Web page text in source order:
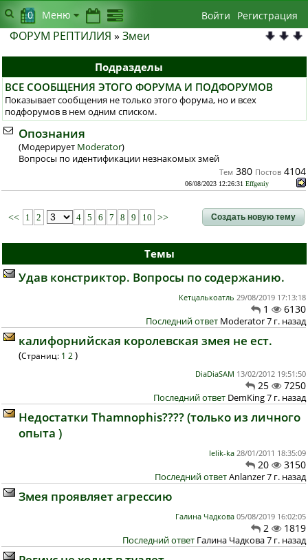
ФОРУМ РЕПТИЛИЯ » Змеи
Подразделы
ВСЕ СООБЩЕНИЯ ЭТОГО ФОРУМА И ПОДФОРУМОВ
Показывает сообщения не только этого форума, но и всех
подфорумов в нем одним списком.
Опознания
(Модерирует Moderator)
Вопросы по идентификации незнакомых змей
Тем 380 Постов 4104
06/08/2023 12:26:31 Effgeniy
<< 1 2 4 5 6 7 8 9 10 >> Создать новую тему
Темы
Удав констриктор. Вопросы по содержанию.
Кетцалькоатль 29/08/2019 17:13:18
1 6130
Последний ответ Moderator 7 г. назад
калифорнийская королевская змея не ест.
(Страниц: 1 2 )
DiaDiaSAM 13/02/2012 19:51:50
25 7250
Последний ответ DemKing 7 г. назад
Недостатки Thamnophis???? (только из личного
опыта )
lelik-ka 28/01/2011 18:35:09
20 3150
Последний ответAnlanzer 7 г. назад
Змея проявляет агрессию
Галина Чадкова 05/08/2019 16:02:05
2 1819
Последний ответ Галина Чадкова 7 г. назад
0 Меню Войти Регистрация